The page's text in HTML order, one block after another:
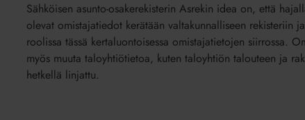
Sähköisen asunto-osakerekisterin Asrekin idea on, että
olevat omistajatiedot kerätään valtakunnalliseen rekisteriin
roolissa tässä kertaluontoisessa omistajatietojen siirrossa.
myös muuta taloyhtiötietoa, kuten taloyhtiön talouteen ja
hetkellä linjattu.